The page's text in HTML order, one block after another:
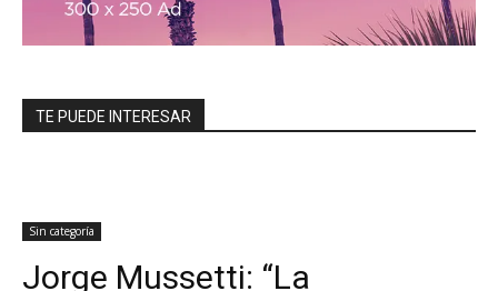
TE PUEDE INTERESAR